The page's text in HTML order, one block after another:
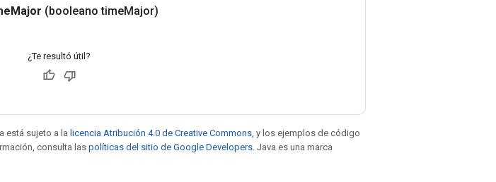
Major (booleano timeMajor)
¿Te resultó útil?
está sujeto a la licencia Atribución 4.0 de Creative Commons , y los ejemplos de código
consulta las políticas del sitio de Google Developers . Java es una marca